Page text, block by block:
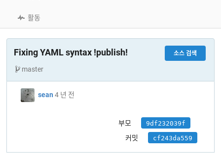
활동
소스 검색
Fixing YAML syntax !publish!
master
sean 4 년 전
부모 9df232039f
커밋 cf243da559